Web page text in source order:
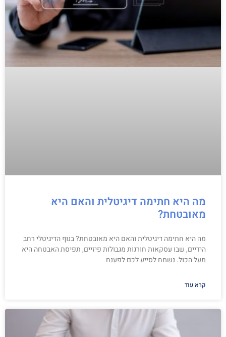
מה היא חתימה דיגיטלית והאם היא
מאובטחת?
מה היא חתימה דיגיטלית והאם היא מאובטחת? בנוף הדיגיטלי רחב
הידיים, שבו עסקאות חורגות מגבולות פיזיים, תפיסת האבטחה היא
מעל הכול. נשמח לסייע לכם לפענח
קרא עוד